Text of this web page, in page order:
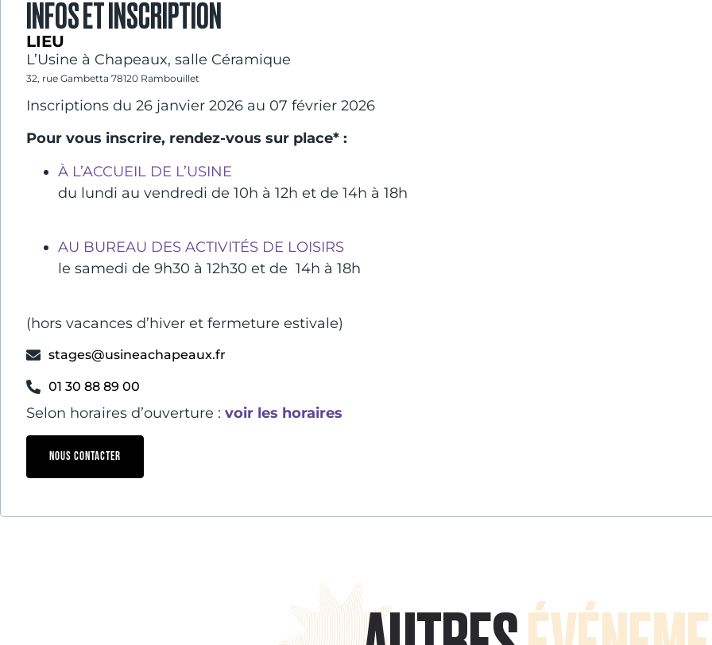
INFOS ET INSCRIPTION
LIEU
L’Usine à Chapeaux, salle Céramique
32, rue Gambetta 78120 Rambouillet
Inscriptions du 26 janvier 2026 au 07 février 2026
Pour vous inscrire, rendez-vous sur place* :
À L’ACCUEIL DE L’USINE
du lundi au vendredi de 10h à 12h et de 14h à 18h
AU BUREAU DES ACTIVITÉS DE LOISIRS
le samedi de 9h30 à 12h30 et de 14h à 18h
(hors vacances d’hiver et fermeture estivale)
stages@usineachapeaux.fr
01 30 88 89 00
Selon horaires d’ouverture : voir les horaires
NOUS CONTACTER